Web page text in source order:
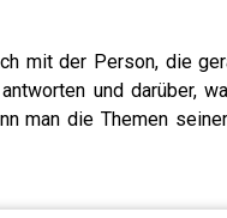
mit der Person, die
und darüber,
man die Themen